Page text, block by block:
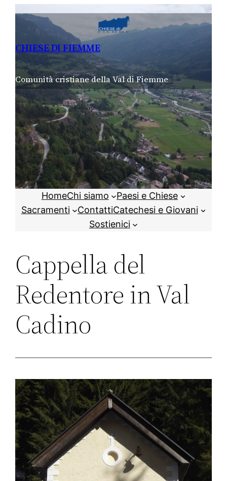
CHIESE DI FIEMME
Comunità cristiane della Val di Fiemme
HomeChi siamo
Paesi e Chiese
Sacramenti
ContattiCatechesi e Giovani
Sostienici
Cappella del
Redentore in Val
Cadino